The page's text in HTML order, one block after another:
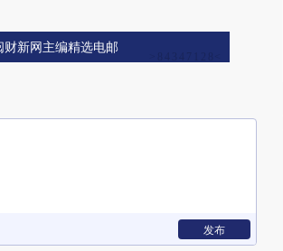
财新网主编精选电邮
发布